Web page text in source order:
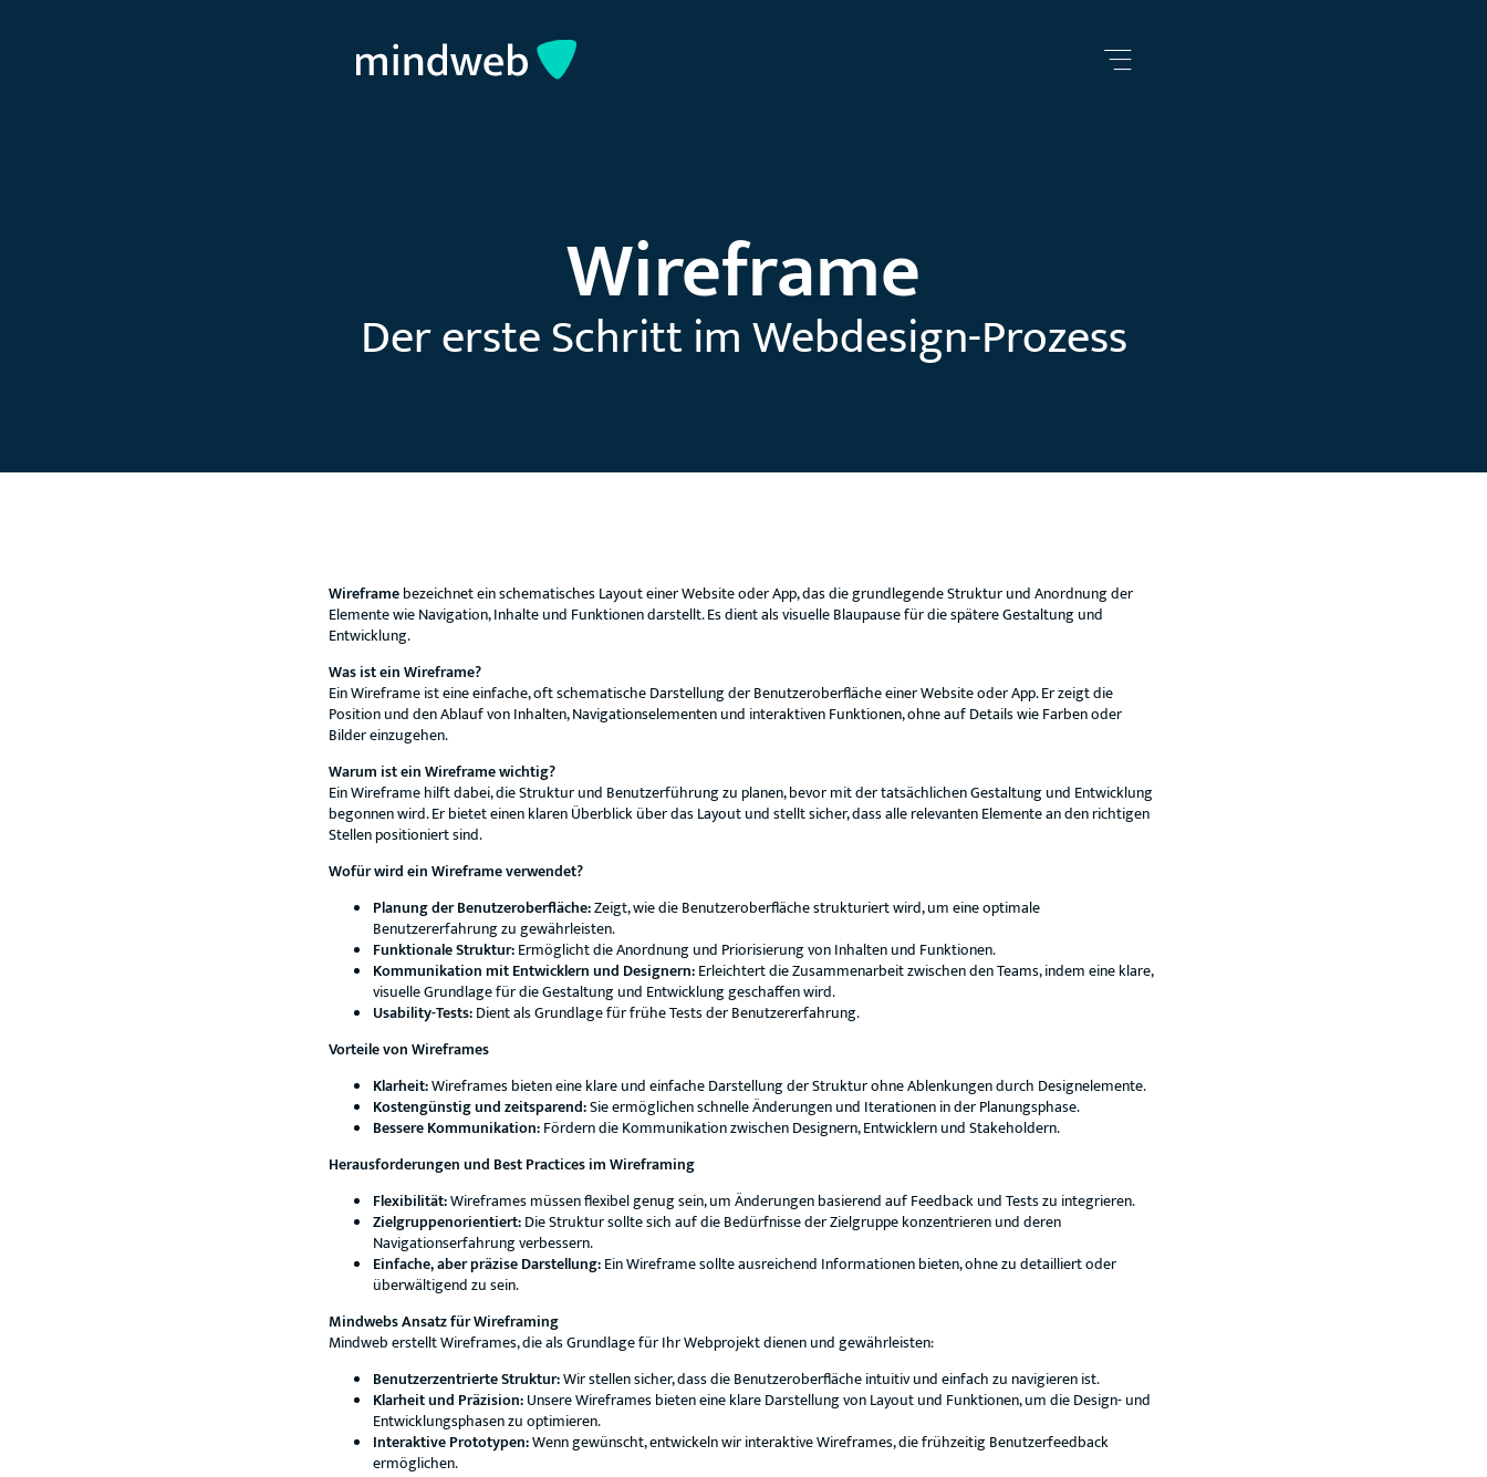
Wireframe
Der erste Schritt im Webdesign-Prozess
Wireframebezeichnet ein schematisches Layout einer Website oder App, das die grundlegende Struktur und Anordnung der
Elemente wie Navigation, Inhalte und Funktionen darstellt. Es dient als visuelle Blaupause für die spätere Gestaltung und
Entwicklung.
Was ist ein Wireframe?
Ein Wireframe ist eine einfache, oft schematische Darstellung der Benutzeroberfläche einer Website oder App. Er zeigt die
Position und den Ablauf von Inhalten, Navigationselementen und interaktiven Funktionen, ohne auf Details wie Farben oder
Bilder einzugehen.
Warum ist ein Wireframe wichtig?
Ein Wireframe hilft dabei, die Struktur und Benutzerführung zu planen, bevor mit der tatsächlichen Gestaltung und Entwicklung
begonnen wird. Er bietet einen klaren Überblick über das Layout und stellt sicher, dass alle relevanten Elemente an den richtigen
Stellen positioniert sind.
Wofür wird ein Wireframe verwendet?
Planung der Benutzeroberfläche:Zeigt, wie die Benutzeroberfläche strukturiert wird, um eine optimale
Benutzererfahrung zu gewährleisten.
Funktionale Struktur:Ermöglicht die Anordnung und Priorisierung von Inhalten und Funktionen.
Kommunikation mit Entwicklern und Designern:Erleichtert die Zusammenarbeit zwischen den Teams, indem eine klare,
visuelle Grundlage für die Gestaltung und Entwicklung geschaffen wird.
Usability-Tests:Dient als Grundlage für frühe Tests der Benutzererfahrung.
Vorteile von Wireframes
Klarheit:Wireframes bieten eine klare und einfache Darstellung der Struktur ohne Ablenkungen durch Designelemente.
Kostengünstig und zeitsparend:Sie ermöglichen schnelle Änderungen und Iterationen in der Planungsphase.
Bessere Kommunikation:Fördern die Kommunikation zwischen Designern, Entwicklern und Stakeholdern.
Herausforderungen und Best Practices im Wireframing
Flexibilität:Wireframes müssen flexibel genug sein, um Änderungen basierend auf Feedback und Tests zu integrieren.
Zielgruppenorientiert:Die Struktur sollte sich auf die Bedürfnisse der Zielgruppe konzentrieren und deren
Navigationserfahrung verbessern.
Einfache, aber präzise Darstellung:Ein Wireframe sollte ausreichend Informationen bieten, ohne zu detailliert oder
überwältigend zu sein.
Mindwebs Ansatz für Wireframing
Mindweb erstellt Wireframes, die als Grundlage für Ihr Webprojekt dienen und gewährleisten:
Benutzerzentrierte Struktur:Wir stellen sicher, dass die Benutzeroberfläche intuitiv und einfach zu navigieren ist.
Klarheit und Präzision:Unsere Wireframes bieten eine klare Darstellung von Layout und Funktionen, um die Design- und
Entwicklungsphasen zu optimieren.
Interaktive Prototypen:Wenn gewünscht, entwickeln wir interaktive Wireframes, die frühzeitig Benutzerfeedback
ermöglichen.